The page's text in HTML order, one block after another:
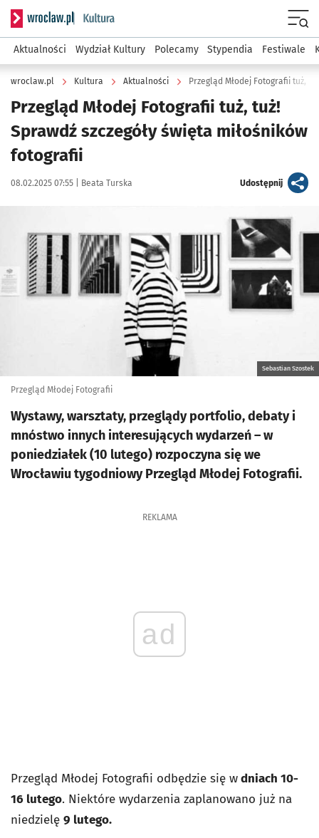
Serwis informacyjny wroclaw.pl podserwis: Kultura
Aktualności Wydział Kultury Polecamy Stypendia Festiwale
wroclaw.pl Kultura Aktualności Przegląd Młodej Fotografii tuż,
Przegląd Młodej Fotografii tuż, tuż!
Sprawdź szczegóły święta miłośników
fotografii
Data publikacji:
08.02.2025 07:55 | Autor:
Beata Turska Udostępnijartykuł
Sebastian Szostek
Przegląd Młodej Fotografii
Wystawy, warsztaty, przeglądy portfolio, debaty i
mnóstwo innych interesujących wydarzeń – w
poniedziałek (10 lutego) rozpoczyna się we
Wrocławiu tygodniowy Przegląd Młodej Fotografii.
REKLAMA
ad
Przegląd Młodej Fotografii odbędzie się wdniach 10-
16 lutego. Niektóre wydarzenia zaplanowano już na
niedzielę 9 lutego.